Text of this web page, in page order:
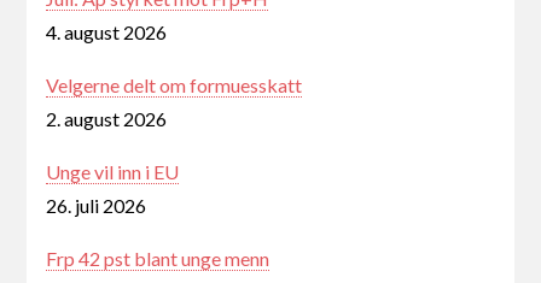
4. august 2026
Velgerne delt om formuesskatt
2. august 2026
Unge vil inn i EU
26. juli 2026
Frp 42 pst blant unge menn